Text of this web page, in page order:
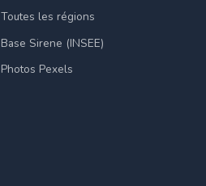
Toutes les régions
Base Sirene (INSEE)
Photos Pexels